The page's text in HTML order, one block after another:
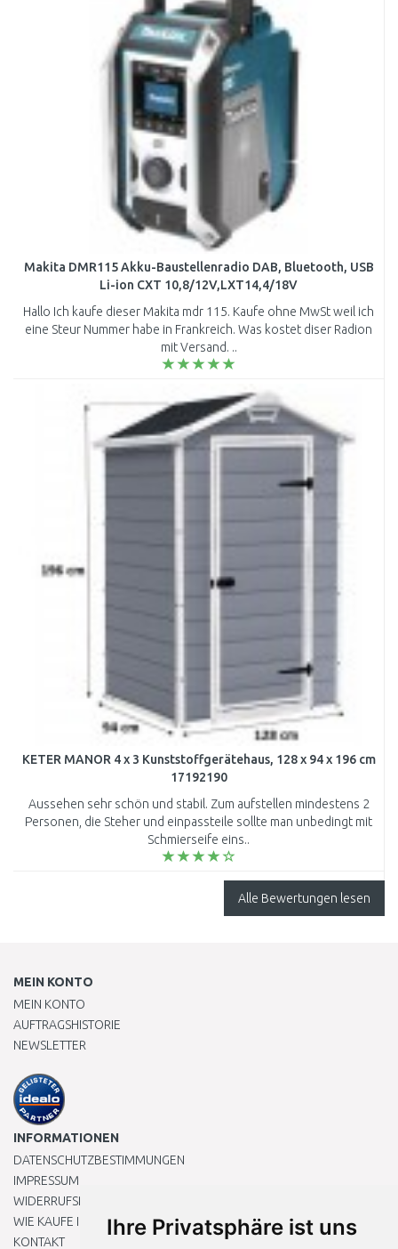
Ihre Privatsphäre ist uns
Makita DMR115 Akku-Baustellenradio DAB, Bluetooth, USB
Li-ion CXT 10,8/12V,LXT14,4/18V
Hallo Ich kaufe dieser Makita mdr 115. Kaufe ohne MwSt weil ich
eine Steur Nummer habe in Frankreich. Was kostet diser Radion
mit Versand. ..
KETER MANOR 4 x 3 Kunststoffgerätehaus, 128 x 94 x 196 cm
17192190
Aussehen sehr schön und stabil. Zum aufstellen mindestens 2
Personen, die Steher und einpassteile sollte man unbedingt mit
Schmierseife eins..
Alle Bewertungen lesen
MEIN KONTO
MEIN KONTO
AUFTRAGSHISTORIE
NEWSLETTER
INFORMATIONEN
DATENSCHUTZBESTIMMUNGEN
IMPRESSUM
WIDERRUFSRECHT
WIE KAUFE ICH EIN?
KONTAKT